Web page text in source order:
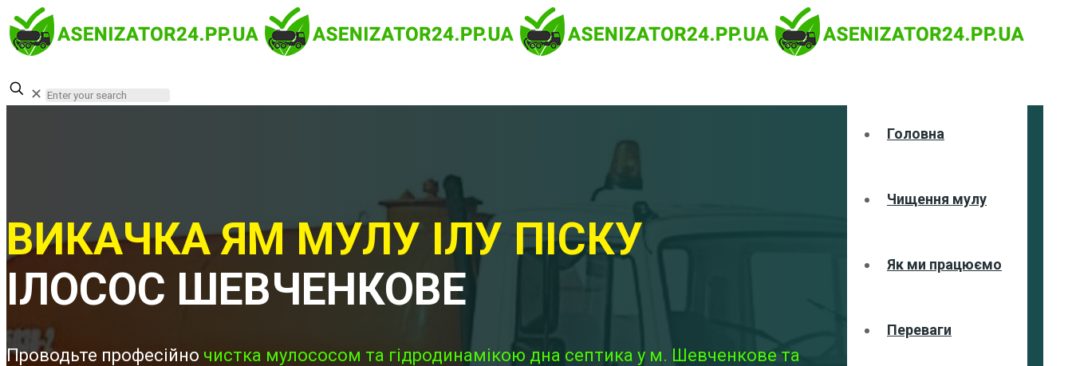
Головна
Чищення мулу
Як ми працюємо
Переваги
✕
ВИКАЧКА ЯМ МУЛУ ІЛУ ПІСКУ
ІЛОСОС ШЕВЧЕНКОВЕ
Проводьте професійно чистка мулососом та гідродинамікою дна септика у м. Шевченкове та